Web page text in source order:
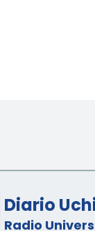
Diario
Radio